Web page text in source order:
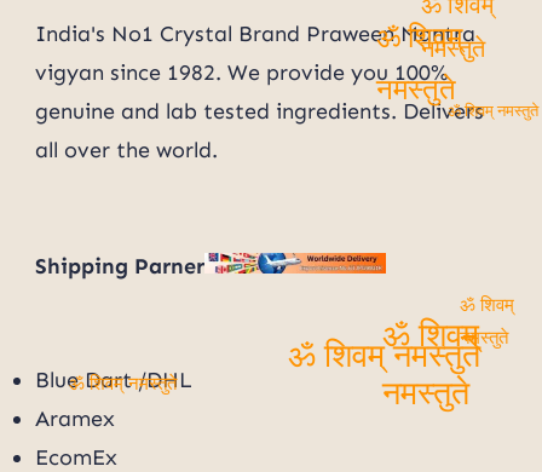
India's No1 Crystal Brand Praween Mantra
vigyan since 1982. We provide you 100%
genuine and lab tested ingredients. Delivers
all over the world.
Shipping Parner
Blue Dart /DHL
Aramex
EcomEx
ॐ शिवम् नमस्तुते
ॐ शिवम्
नमस्तुते
ॐ शिवम्
नमस्तुते
ॐ शिवम्
नमस्तुते
ॐ शिवम्
नमस्तुते
ॐ शिवम् नमस्तुते
ॐ शिवम् नमस्तुते